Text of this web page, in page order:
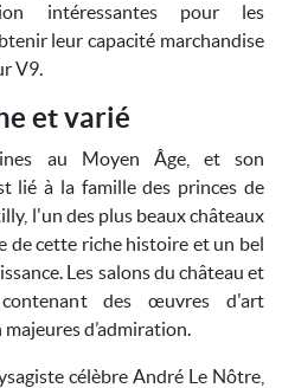
intéressantes pour les
leur capacité marchandise
V9.
et varié
au Moyen Âge, et son
lié à la famille des princes de
l'un des plus beaux châteaux
de cette riche histoire et un bel
Les salons du château et
des œuvres d'art
d’admiration.
célèbre André Le Nôtre,